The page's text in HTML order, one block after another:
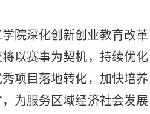
院深化创新创业教育改革
以赛事为契机，持续优化
项目落地转化，加快培养
为服务区域经济社会发展